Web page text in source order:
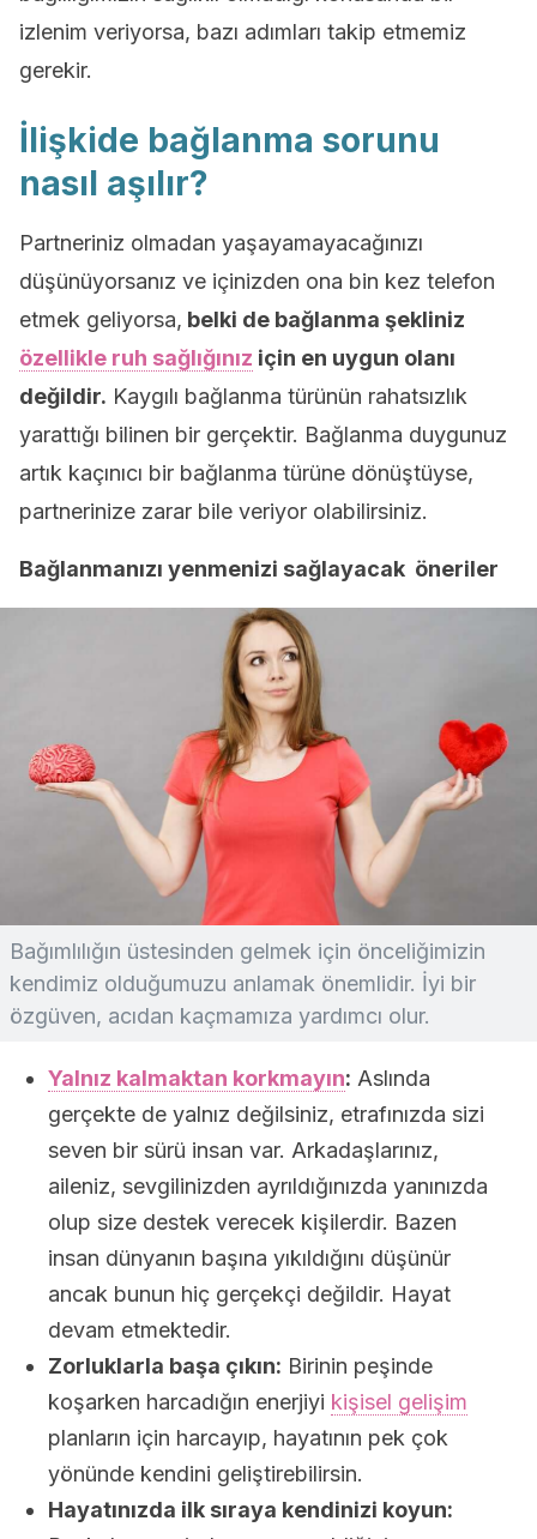
izlenim veriyorsa, bazı adımları takip etmemiz
gerekir.
İlişkide bağlanma sorunu
nasıl aşılır?
Partneriniz olmadan yaşayamayacağınızı
düşünüyorsanız ve içinizden ona bin kez telefon
etmek geliyorsa, belki de bağlanma şekliniz
özellikle ruh sağlığınız için en uygun olanı
değildir. Kaygılı bağlanma türünün rahatsızlık
yarattığı bilinen bir gerçektir. Bağlanma duygunuz
artık kaçınıcı bir bağlanma türüne dönüştüyse,
partnerinize zarar bile veriyor olabilirsiniz.
Bağlanmanızı yenmenizi sağlayacak öneriler
Bağımlılığın üstesinden gelmek için önceliğimizin
kendimiz olduğumuzu anlamak önemlidir. İyi bir
özgüven, acıdan kaçmamıza yardımcı olur.
Yalnız kalmaktan korkmayın: Aslında
gerçekte de yalnız değilsiniz, etrafınızda sizi
seven bir sürü insan var. Arkadaşlarınız,
aileniz, sevgilinizden ayrıldığınızda yanınızda
olup size destek verecek kişilerdir. Bazen
insan dünyanın başına yıkıldığını düşünür
ancak bunun hiç gerçekçi değildir. Hayat
devam etmektedir.
Zorluklarla başa çıkın: Birinin peşinde
koşarken harcadığın enerjiyi kişisel gelişim
planların için harcayıp, hayatının pek çok
yönünde kendini geliştirebilirsin.
Hayatınızda ilk sıraya kendinizi koyun: